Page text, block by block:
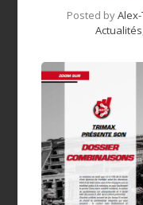
Posted by
Actualités